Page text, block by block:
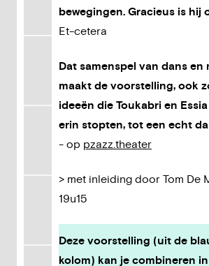
bewegingen. Gracieus is hij
Et-cetera
Dat samenspel van dans en
maakt de voorstelling, ook
ideeën die Toukabri en
erin stopten, tot een echt
- op pzazz.theater
> met inleiding door Tom De
19u15
Deze voorstelling (uit de
kolom) kan je combineren